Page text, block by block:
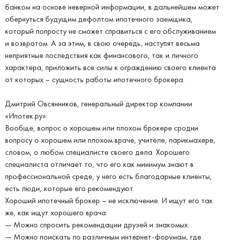
банком на основе неверной информации, в дальнейшем может
обернуться будущим дефолтом ипотечного заемщика,
который попросту не сможет справиться с его обслуживанием
и возвратом. А за этим, в свою очередь, наступят весьма
неприятные последствия как финансового, так и личного
характера, приложить все силы к ограждению своего клиента
от которых – сущность работы ипотечного брокера.
Дмитрий Овсянников, генеральный директор компании
«Ипотек.ру»:
Вообще, вопрос о хорошем или плохом брокере сродни
вопросу о хорошем или плохом враче, учителе, парикмахере,
словом, о любом специалисте своего дела. Хорошего
специалиста отличает то, что его как минимум знают в
профессиональной среде, у него есть благодарные клиенты,
есть люди, которые его рекомендуют.
Хороший ипотечный брокер – не исключение. И ищут его так
же, как ищут хорошего врача:
— Можно спросить рекомендации друзей и знакомых.
— Можно поискать по различным интернет-форумам, где